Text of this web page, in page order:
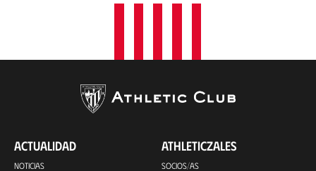
ACTUALIDAD
NOTICIAS
ATHLETICZALES
SOCIOS/AS